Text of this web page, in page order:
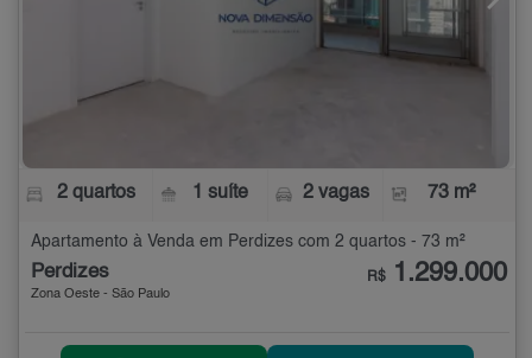
2 quartos 1 suíte 2 vagas 73 m²
Apartamento à Venda em Perdizes com 2 quartos - 73 m²
Perdizes
Zona Oeste - São Paulo
R$ 1.299.000